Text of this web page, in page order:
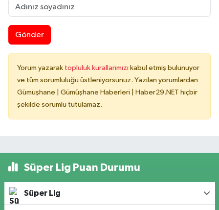
Gönder
Yorum yazarak topluluk kurallarımızı kabul etmiş bulunuyor
ve tüm sorumluluğu üstleniyorsunuz. Yazılan yorumlardan
Gümüşhane | Gümüşhane Haberleri | Haber29.NET hiçbir
şekilde sorumlu tutulamaz.
Süper Lig Puan Durumu
Süper Lig